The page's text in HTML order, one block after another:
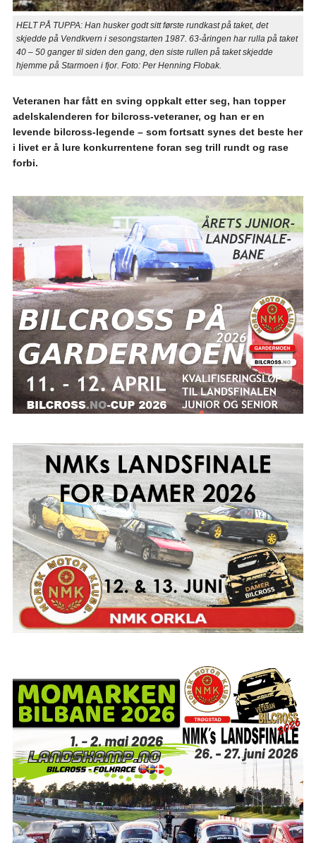
HELT PÅ TUPPA: Han husker godt sitt første rundkast på taket, det
skjedde på Vendkvern i sesongstarten 1987. 63-åringen har rulla på taket
40 – 50 ganger til siden den gang, den siste rullen på taket skjedde
hjemme på Starmoen i fjor. Foto: Per Henning Flobak.
Veteranen har fått en sving oppkalt etter seg, han topper
adelskalenderen for bilcross-veteraner, og han er en
levende bilcross-legende – som fortsatt synes det beste her
i livet er å lure konkurrentene foran seg trill rundt og rase
forbi.